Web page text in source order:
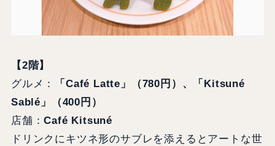
【2階】
グルメ：
「Café Latte」（780円）、「Kitsuné
Sablé」（400円）
店舗：Café Kitsuné
ドリンクにキツネ形のサブレを添えるとアートな世